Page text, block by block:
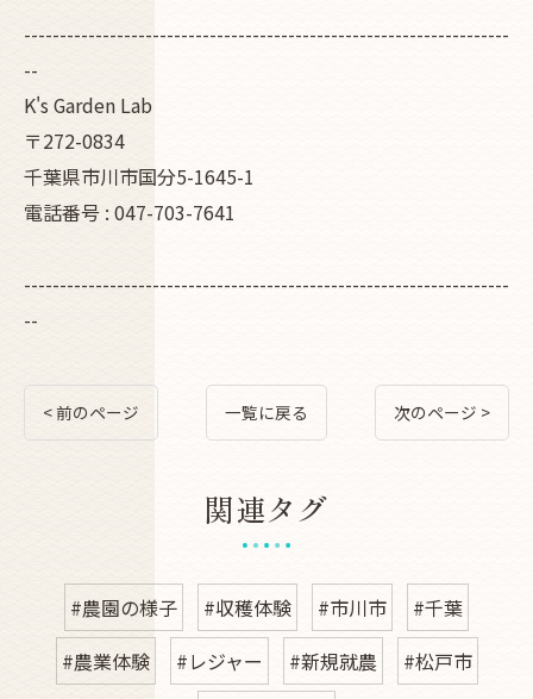
--------------------------------------------------------------------
--
K's Garden Lab
〒272-0834
千葉県市川市国分5-1645-1
電話番号 : 047-703-7641
--------------------------------------------------------------------
--
< 前のページ 一覧に戻る 次のページ >
関連タグ
#農園の様子 #収穫体験 #市川市
#千葉
#農業体験
#レジャー #新規就農
#松戸市